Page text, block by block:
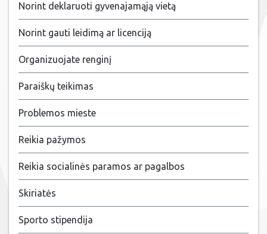
Norint deklaruoti gyvenajamąją vietą
Norint gauti leidimą ar licenciją
Organizuojate renginį
Paraiškų teikimas
Problemos mieste
Reikia pažymos
Reikia socialinės paramos ar pagalbos
Skiriatės
Sporto stipendija